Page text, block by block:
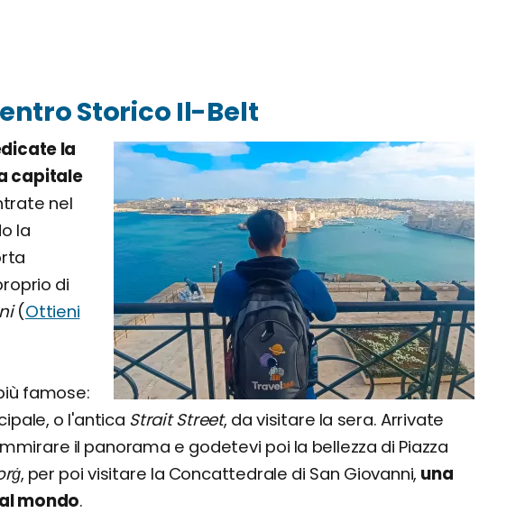
Storico Il-Belt
la
capitale
nel
la
di
(Ottieni
famose:
o l'antica Strait Street, da visitare la sera. Arrivate
il panorama e godetevi poi la bellezza di Piazza
, per poi visitare la Concattedrale di San Giovanni, una
mondo.